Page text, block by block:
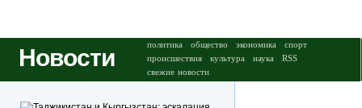
Новости политика общество экономика
спорт
происшествия
культура наука
RSS
свежие новости